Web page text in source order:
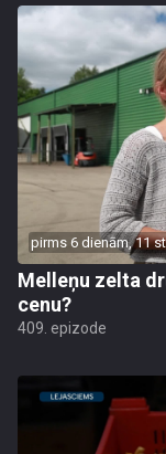
pirms 6 dienām, 11
Melleņu zelta
cenu?
409. epizode